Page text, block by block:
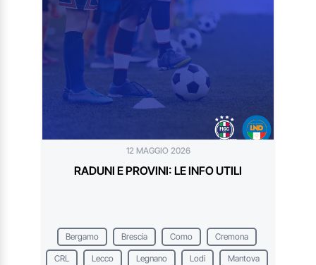
12 MAGGIO 2026
RADUNI E PROVINI: LE INFO UTILI
Bergamo Brescia Como Cremona
CRL Lecco Legnano Lodi Mantova